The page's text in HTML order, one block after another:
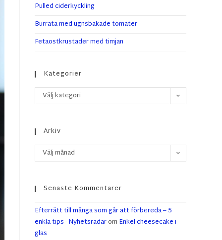
Pulled ciderkyckling
Burrata med ugnsbakade tomater
Fetaostkrustader med timjan
Kategorier
Välj kategori
Arkiv
Välj månad
Senaste Kommentarer
Efterrätt till många som går att förbereda – 5
enkla tips - Nyhetsradarom Enkel cheesecake i
glas